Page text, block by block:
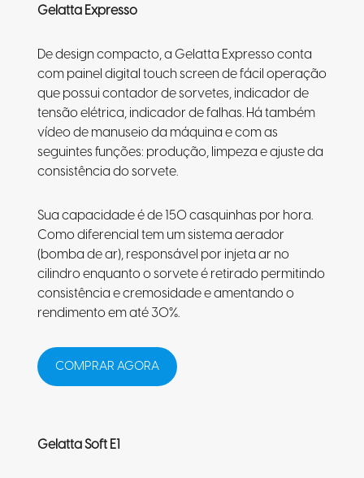
Gelatta Expresso
De design compacto, a Gelatta Expresso conta
com painel digital touch screen de fácil operação
que possui contador de sorvetes, indicador de
tensão elétrica, indicador de falhas. Há também
vídeo de manuseio da máquina e com as
seguintes funções: produção, limpeza e ajuste da
consistência do sorvete.
Sua capacidade é de 150 casquinhas por hora.
Como diferencial tem um sistema aerador
(bomba de ar), responsável por injeta ar no
cilindro enquanto o sorvete é retirado permitindo
consistência e cremosidade e amentando o
rendimento em até 30%.
COMPRAR AGORA
Gelatta Soft E1